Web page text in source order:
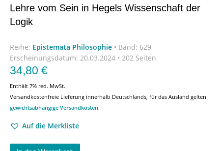
Lehre vom Sein in Hegels Wissenschaft der
Logik
Reihe: Epistemata Philosophie • Band: 629
Erscheinungsdatum: 20.03.2024 • 202 Seiten
34,80 €
Enthält 7% red. MwSt.
Versandkostenfreie Lieferung innerhalb Deutschlands, für das Ausland gelten
gewichtsabhängige Versandkosten.
Auf die Merkliste